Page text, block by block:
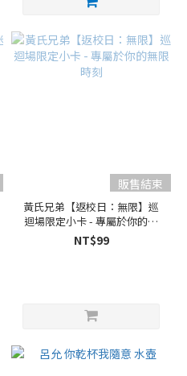
販售結束
黃氏兄弟【返校日：無限】巡
迴場限定小卡 - 專屬於你的無
限時刻
NT$99